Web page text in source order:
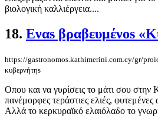
βιολογική καλλιέργεια....
18. Εναs βραβευμένοs
https://gastronomos.kathimerini.com.cy/gr/
κυβερνήτηs
Οπου και να γυρίσεις το μάτι σου στην
πανέμορφες τεράστιες ελιές,
Αλλά το κερκυραϊκό ελαιόλαδο το